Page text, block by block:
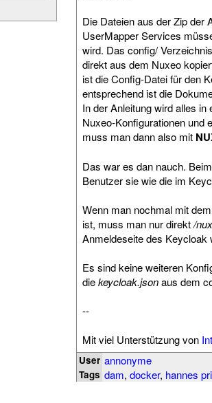
Die Dateien aus der Zip der
UserMapper Services
wird. Das config/
direkt aus dem Nuxeo
ist die Config-Datei für den
entsprechend ist die
In der Anleitung wird alles
Nuxeo-Konfigurationen und
muss man dann also mit
Das war es dan nauch.
Benutzer sie wie die im
Wenn man nochmal mit
ist, muss man nur direkt/
Anmeldeseite des Keycloak
Es sind keine weiteren
diekeycloak.jsonaus dem
--
Mit viel Unterstützung von
User annonyme
Tags dam, docker, hannes